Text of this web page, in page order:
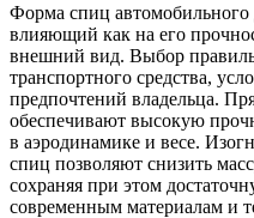
Форма спиц
влияющий как на его
внешний вид. Выбор
транспортного средства,
предпочтений владельца.
обеспечивают высокую
в аэродинамике и весе.
спиц позволяют снизить
сохраняя при этом
современным материалам и